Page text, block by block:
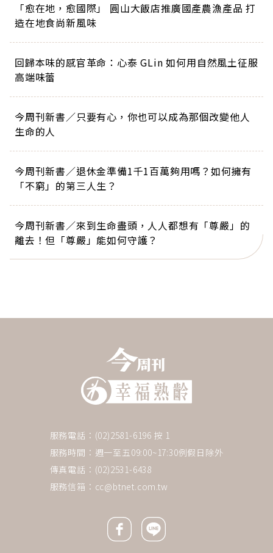
「愈在地，愈國際」 圓山大飯店推廣國產農漁產品 打
造在地食尚新風味
回歸本味的感官革命：心泰 GLin 如何用自然風土征服
高端味蕾
今周刊新書／只要有心，你也可以成為那個改變他人
生命的人
今周刊新書／退休金準備1千1百萬夠用嗎？如何擁有
「不窮」的第三人生？
今周刊新書／來到生命盡頭，人人都想有「尊嚴」的
離去！但「尊嚴」能如何守護？
服務電話：(02)2581-6196 按 1
服務時間：週一至五09:00~17:30例假日除外
傳真電話：(02)2531-6438
服務信箱： cc@btnet.com.tw
Facebook icon
Line icon